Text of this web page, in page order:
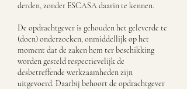
derden, zonder ESCASA daarin te kennen.
De opdrachtgever is gehouden het geleverde te
(doen) onderzoeken, onmiddellijk op het
moment dat de zaken hem ter beschikking
worden gesteld respectievelijk de
desbetreffende werkzaamheden zijn
uitgevoerd. Daarbij behoort de opdrachtgever